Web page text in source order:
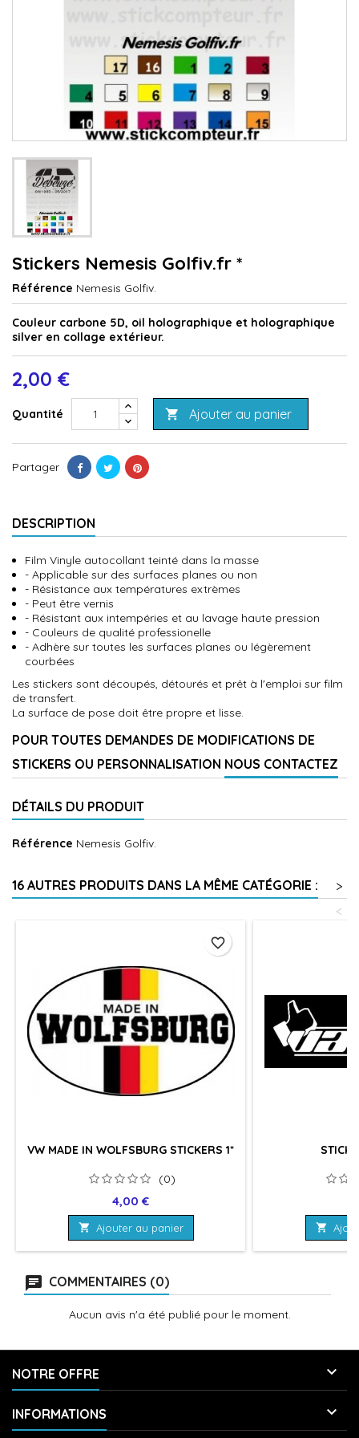
Stickers Nemesis Golfiv.fr *
Référence Nemesis Golfiv.
Couleur carbone 5D, oil holographique et holographique
silver en collage extérieur.
2,00 €
Quantité  Ajouter au panier
Partager
DESCRIPTION
Film Vinyle autocollant teinté dans la masse
- Applicable sur des surfaces planes ou non
- Résistance aux températures extrèmes
- Peut être vernis
- Résistant aux intempéries et au lavage haute pression
- Couleurs de qualité professionelle
- Adhère sur toutes les surfaces planes ou légèrement
courbées
Les stickers sont découpés, détourés et prêt à l'emploi sur film
de transfert.
La surface de pose doit être propre et lisse.
POUR TOUTES DEMANDES DE MODIFICATIONS DE
STICKERS OU PERSONNALISATION NOUS CONTACTEZ
DÉTAILS DU PRODUIT
Référence Nemesis Golfiv.
16 AUTRES PRODUITS DANS LA MÊME CATÉGORIE :
>
<
VW MADE IN WOLFSBURG STICKERS 1*
(0)
Prix
4,00 €
 Ajouter au panier
favorite_border

COMMENTAIRES (0)
Aucun avis n'a été publié pour le moment.
NOTRE OFFRE 
INFORMATIONS 